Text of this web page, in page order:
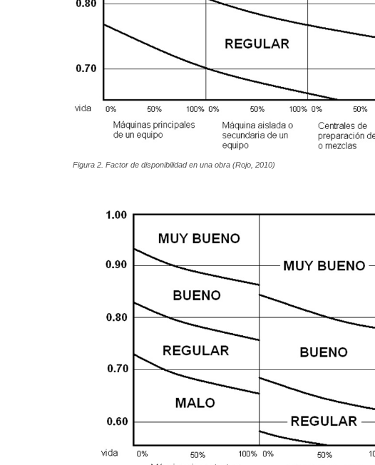
Figura 2. Factor de disponibilidad en una obra (Rojo, 2010)